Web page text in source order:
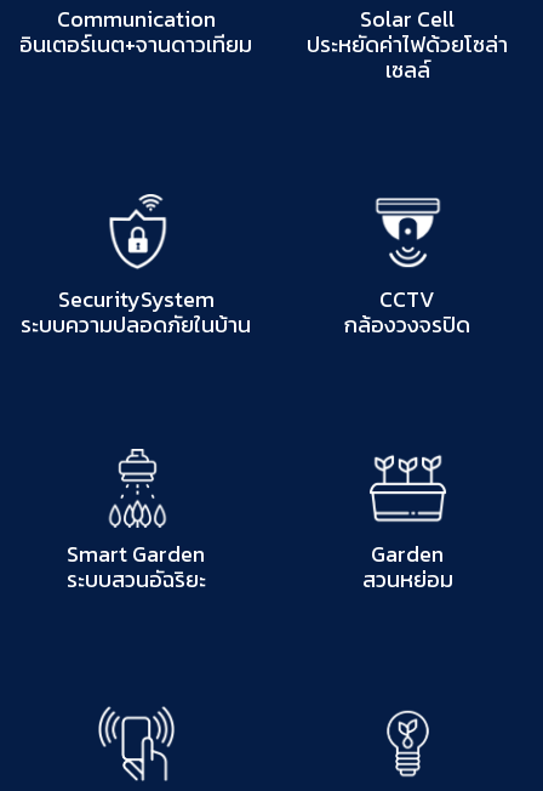
Communication
อินเตอร์เนต+จานดาวเทียม
Solar Cell
ประหยัดค่าไฟด้วยโซล่า
เซลล์
SecuritySystem
ระบบความปลอดภัยในบ้าน
CCTV
กล้องวงจรปิด
Smart Garden
ระบบสวนอัฉริยะ
Garden
สวนหย่อม